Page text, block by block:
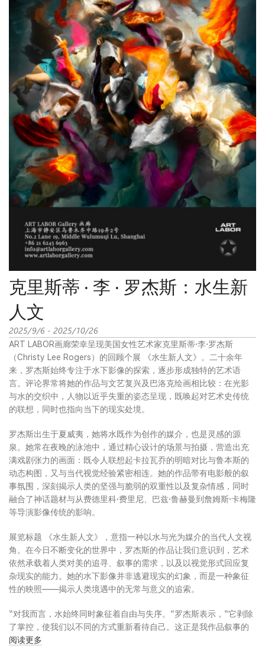
克里斯蒂 · 李 · 罗杰斯：水生新
人文
2025/9/6 - 2025/10/26
ART LABOR画廊荣幸呈现美国女性艺术家克里斯蒂·李·罗杰斯
（Christy Lee Rogers）的回顾个展 《水生新人文》。二十余年
来，罗杰斯始终专注于水下影像的探索，逐步形成独特的艺术语
言。评论界常将她的作品与文艺复兴及巴洛克绘画相比较：在光影
与水的交织中，人物以近乎失重的姿态呈现，既唤起对艺术史传统
的联想，同时也指向当下的现实处境。
罗杰斯出生于夏威夷，她将水既作为创作的媒介，也是灵感的源
泉。她常在夜晚的泳池中，通过精心设计的场景与拍摄，营造出充
满戏剧张力的画面：既令人联想起卡拉瓦乔的明暗对比与鲁本斯的
动态构图，又与当代视觉经验紧密相连。她的作品带有电影般的叙
事氛围，深刻揭示人类的坚强与脆弱的双重性以及复杂情感，同时
融合了神话题材与从费德里科·费里尼、巴兹·鲁赫曼到詹姆斯·卡梅隆
等导演影像传统的影响。
展览标题 《水生新人文》，意指一种以水与光为媒介的当代人文视
角。在今日不断变化的世界中，罗杰斯的作品让我们意识到，艺术
依然承载着人类对美的追寻、叙事的需求，以及以视觉形式回应复
杂现实的能力。她的水下影像并非逃避现实的幻象，而是一种象征
性的映照——揭示人类境遇中的无常与意义的追索。
“对我而言，水始终同时象征着自由与失序。”罗杰斯表示，“它剥除
了掌控，使我们以不同的方式重新看待自己。这正是我作品叙事的
起点。”
阅读更多